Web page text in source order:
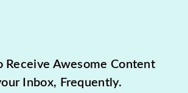
Receive Awesome Content
Inbox, Frequently.